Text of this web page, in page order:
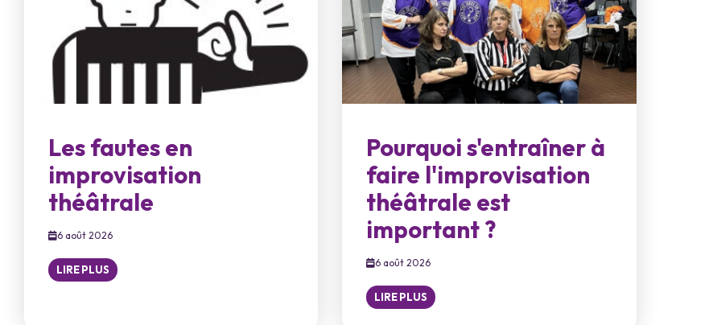
Les fautes en
improvisation
théâtrale
6 août 2026
LIRE PLUS
Pourquoi s'entraîner à
faire l'improvisation
théâtrale est
important ?
6 août 2026
LIRE PLUS